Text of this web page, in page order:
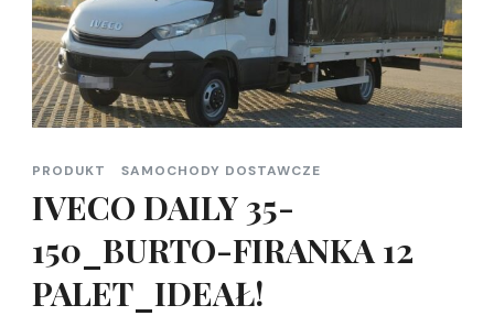
PRODUKT SAMOCHODY DOSTAWCZE
IVECO DAILY 35-
150_BURTO-FIRANKA 12
PALET_IDEAŁ!